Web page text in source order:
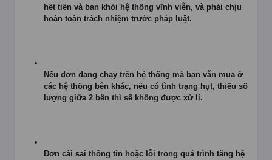
hết tiền và ban khỏi hệ thống vĩnh viễn, và phải chịu
hoàn toàn trách nhiệm trước pháp luật.
Nếu đơn đang chạy trên hệ thống mà bạn vẫn mua ở
các hệ thống bên khác, nếu có tình trạng hụt, thiếu số
lượng giữa 2 bên thì sẽ không được xử lí.
Đơn cài sai thông tin hoặc lỗi trong quá trình tăng hệ